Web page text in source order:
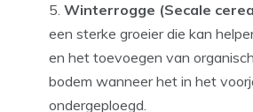
Winterrogge (Secale
een sterke groeier die kan
en het toevoegen van
bodem wanneer het in het
ondergeploegd.